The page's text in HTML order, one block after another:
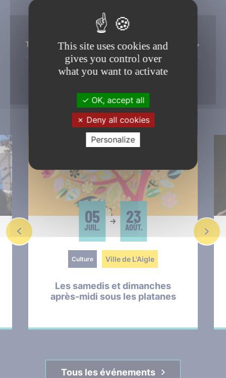
Toutes les thémathiques
05
JUIL.
23
AOÛT.
Culture Ville de L'Aigle
Les samedis et dimanches
après-midi sous les platanes
Tous les événements
This site uses cookies and
gives you control over
what you want to activate
OK, accept all
Deny all cookies
Personalize